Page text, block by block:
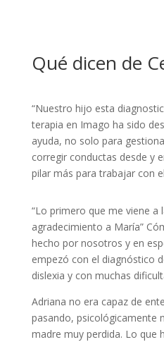
Qué dicen de
“Nuestro hijo esta
terapia en Imago ha sido
ayuda, no solo para
corregir conductas desde y
pilar más para trabajar con
“Lo primero que me viene a
agradecimiento a María”
hecho por nosotros y en
empezó con el diagnóstico
dislexia y con muchas
Adriana no era capaz de
pasando, psicológicamente
madre muy perdida. Lo que